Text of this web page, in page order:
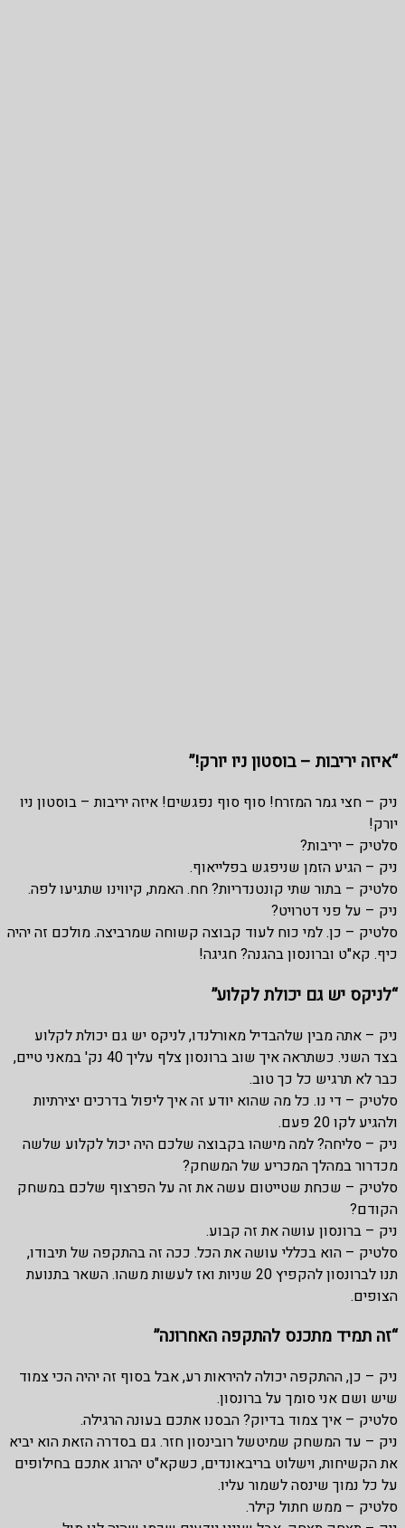
“איזה יריבות – בוסטון ניו יורק!”
ניק – חצי גמר המזרח! סוף סוף נפגשים! איזה יריבות – בוסטון ניו
יורק!
סלטיק – יריבות?
ניק – הגיע הזמן שניפגש בפלייאוף.
סלטיק – בתור שתי קונטנדריות? חח. האמת, קיווינו שתגיעו לפה.
ניק – על פני דטרויט?
סלטיק – כן. למי כוח לעוד קבוצה קשוחה שמרביצה. מולכם זה יהיה
כיף. קא"ט וברונסון בהגנה? חגיגה!
“לניקס יש גם יכולת לקלוע”
ניק – אתה מבין שלהבדיל מאורלנדו, לניקס יש גם יכולת לקלוע
בצד השני. כשתראה איך שוב ברונסון צלף עליך 40 נק' במאני טיים,
כבר לא תרגיש כל כך טוב.
סלטיק – די נו. כל מה שהוא יודע זה איך ליפול בדרכים יצירתיות
ולהגיע לקו 20 פעם.
ניק – סליחה? למה מישהו בקבוצה שלכם היה יכול לקלוע שלשה
מכדרור במהלך המכריע של המשחק?
סלטיק – שכחת שטייטום עשה את זה על הפרצוף שלכם במשחק
הקודם?
ניק – ברונסון עושה את זה קבוע.
סלטיק – הוא בכללי עושה את הכל. ככה זה בהתקפה של תיבודו,
תנו לברונסון להקפיץ 20 שניות ואז לעשות משהו. השאר בתנועת
הצופים.
“זה תמיד מתכנס להתקפה האחרונה”
ניק – כן, ההתקפה יכולה להיראות רע, אבל בסוף זה יהיה הכי צמוד
שיש ושם אני סומך על ברונסון.
סלטיק – איך צמוד בדיוק? הבסנו אתכם בעונה הרגילה.
ניק – עד המשחק שמיטשל רובינסון חזר. גם בסדרה הזאת הוא יביא
את הקשיחות, וישלוט בריבאונדים, כשקא"ט יהרוג אתכם בחילופים
על כל נמוך שינסה לשמור עליו.
סלטיק – ממש חתול קילר.